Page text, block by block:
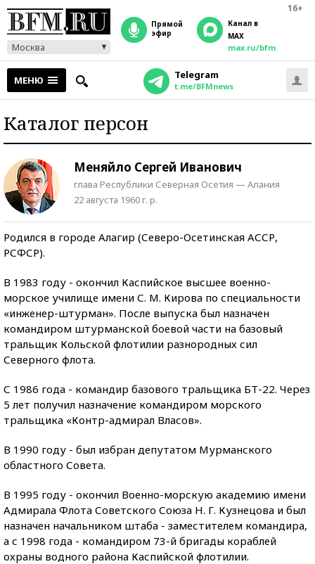
16+
Москва
прямой
эфир
Канал в
MAX
max.ru/bfm
МЕНЮ Telegram
t.me/BFMnews
Каталог персон
Меняйло Сергей Иванович
глава Республики Северная Осетия — Алания
22 августа 1960 г. р.
Родился в городе Алагир (Северо-Осетинская АССР,
РСФСР).
В 1983 году - окончил Каспийское высшее военно-
морское училище имени С. М. Кирова по специальности
«инженер-штурман». После выпуска был назначен
командиром штурманской боевой части на базовый
тральщик Кольской флотилии разнородных сил
Северного флота.
С 1986 года - командир базового тральщика БТ-22. Через
5 лет получил назначение командиром морского
тральщика «Контр-адмирал Власов».
В 1990 году - был избран депутатом Мурманского
областного Совета.
В 1995 году - окончил Военно-морскую академию имени
Адмирала Флота Советского Союза Н. Г. Кузнецова и был
назначен начальником штаба - заместителем командира,
а с 1998 года - командиром 73-й бригады кораблей
охраны водного района Каспийской флотилии.